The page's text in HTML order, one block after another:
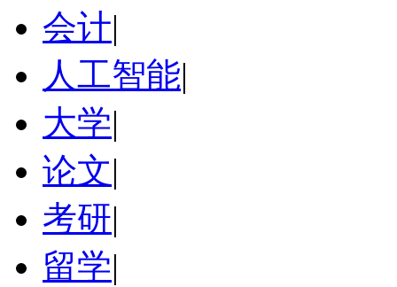
会计|
人工智能|
大学|
论文|
考研|
留学|